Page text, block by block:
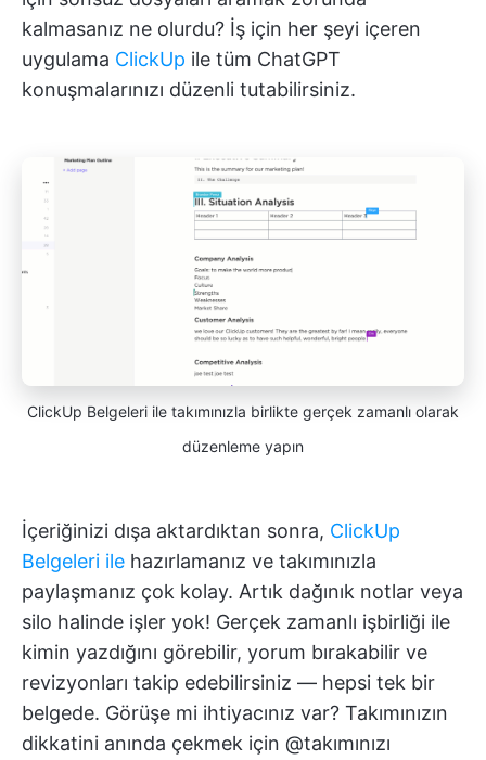
kalmasanız ne olurdu? İş için her şeyi içeren
uygulama ClickUp ile tüm ChatGPT
konuşmalarınızı düzenli tutabilirsiniz.
ClickUp Belgeleri ile takımınızla birlikte gerçek zamanlı olarak
düzenleme yapın
İçeriğinizi dışa aktardıktan sonra, ClickUp
Belgeleri ile hazırlamanız ve takımınızla
paylaşmanız çok kolay. Artık dağınık notlar veya
silo halinde işler yok! Gerçek zamanlı işbirliği ile
kimin yazdığını görebilir, yorum bırakabilir ve
revizyonları takip edebilirsiniz — hepsi tek bir
belgede. Görüşe mi ihtiyacınız var? Takımınızın
dikkatini anında çekmek için @takımınızı